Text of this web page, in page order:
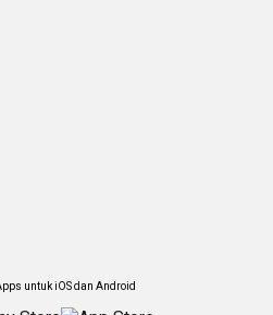
untuk iOS dan Android